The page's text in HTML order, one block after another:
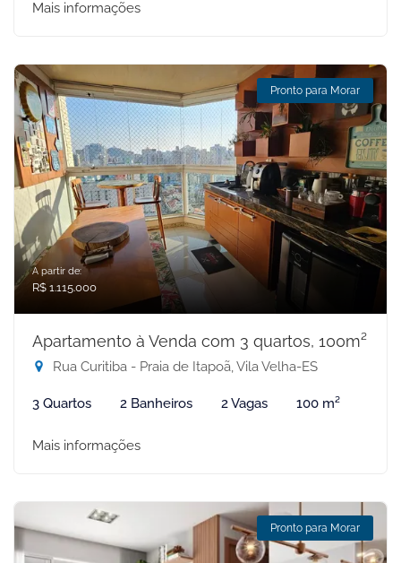
Mais informações
Pronto para Morar
A partir de:
R$ 1.115.000
Apartamento à Venda com 3 quartos, 100m²
Rua Curitiba - Praia de Itapoã, Vila Velha-ES
3 Quartos 2 Banheiros 2 Vagas 100 m²
Mais informações
Pronto para Morar